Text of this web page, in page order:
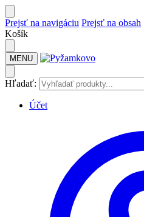
Prejsť na navigáciu Prejsť na obsah
Košík
MENU
Hľadať:
Účet